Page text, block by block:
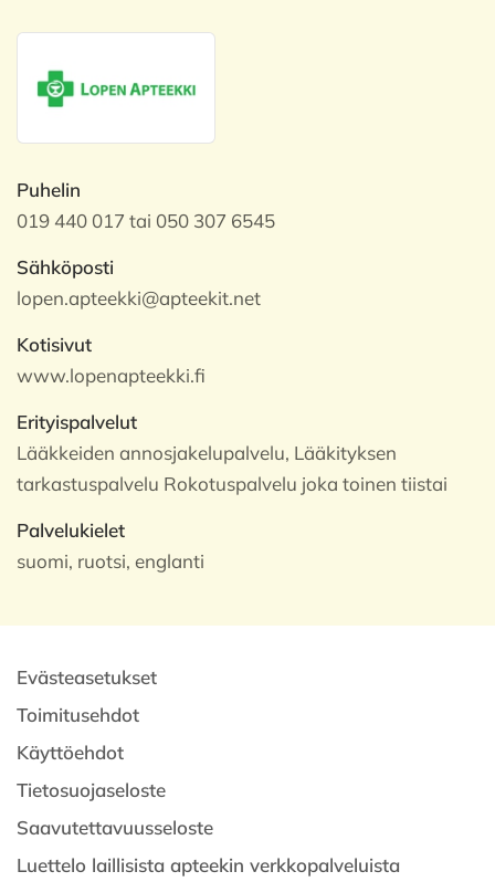
Puhelin
019 440 017 tai 050 307 6545
Sähköposti
lopen.apteekki@apteekit.net
Kotisivut
www.lopenapteekki.fi
Erityispalvelut
Lääkkeiden annosjakelupalvelu, Lääkityksen
tarkastuspalvelu Rokotuspalvelu joka toinen tiistai
Palvelukielet
suomi, ruotsi, englanti
Evästeasetukset
Toimitusehdot
Käyttöehdot
Tietosuojaseloste
Saavutettavuusseloste
Luettelo laillisista apteekin verkkopalveluista